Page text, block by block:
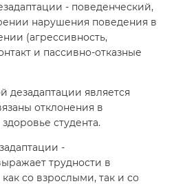
- поведенческий,
нарушения поведения в
(агрессивность,
и пассивно-отказные
дезадаптации является
отклонения в
студента.
-
трудности в
со взрослыми, так и со